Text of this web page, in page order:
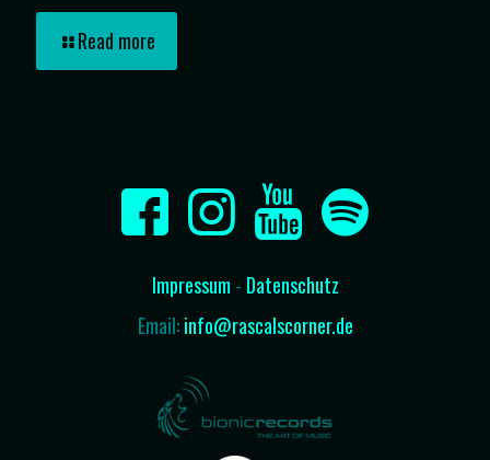
Read more
Impressum - Datenschutz
Email:info@rascalscorner.de